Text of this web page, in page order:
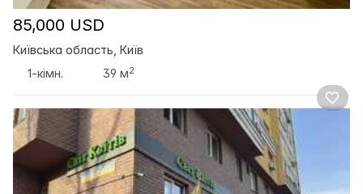
85,000 USD
Київська область, Київ
1-кімн.
39 м2